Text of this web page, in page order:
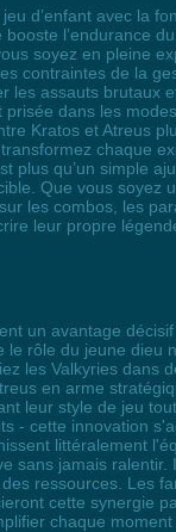
d’enfant avec la
l’endurance
soyez en pleine
contraintes de la
assauts brutaux
dans les
Kratos et Atreus
chaque
qu’un simple
Que vous
les combos, les
leur propre
un avantage
rôle du jeune
les Valkyries
en arme
leur style de jeu
- cette innovation
littéralement
sans jamais
ressources. Les
cette synergie
chaque